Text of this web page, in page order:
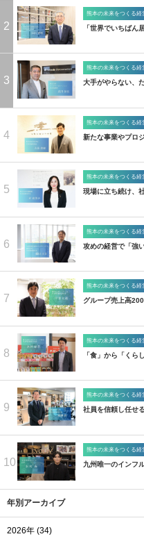
2
熊本の未来をつくる経
「世界でいちばん
3
熊本の未来をつくる経
大手がやらない、
4
熊本の未来をつくる経
新たな事業やプロ
5
熊本の未来をつくる経
現場に立ち続け、
6
熊本の未来をつくる経
攻めの経営で「強
7
熊本の未来をつくる経
グループ売上高
8
熊本の未来をつくる経
「食」から「くら
9
熊本の未来をつくる経
社員を信頼し任せ
10
熊本の未来をつくる経
九州唯一のインフ
年別アーカイブ
2026年 (34)